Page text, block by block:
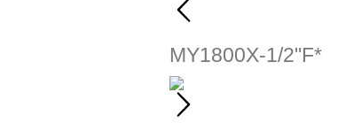
MY1800X-1/2"F*